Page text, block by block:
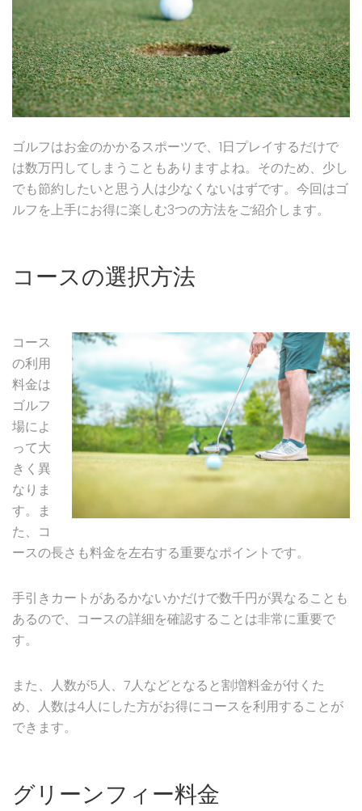
ゴルフはお金のかかるスポーツで、1日プレイするだけで
は数万円してしまうこともありますよね。そのため、少し
でも節約したいと思う人は少なくないはずです。今回はゴ
ルフを上手にお得に楽しむ3つの方法をご紹介します。
コースの選択方法
コース
の利用
料金は
ゴルフ
場によ
って大
きく異
なりま
す。ま
た、コ
ースの長さも料金を左右する重要なポイントです。
手引きカートがあるかないかだけで数千円が異なることも
あるので、コースの詳細を確認することは非常に重要で
す。
また、人数が5人、7人などとなると割増料金が付くた
め、人数は4人にした方がお得にコースを利用することが
できます。
グリーンフィー料金